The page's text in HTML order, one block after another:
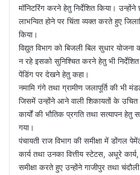
मॉनिटरिंग करने हेतु निर्देशित किया।
लाभन्वित होने पर चिंता व्यक्त करते हुए
किया।
विद्युत विभाग को बिजली बिल सुधार
न रहे इसको सुनिश्चित करने हेतु भी
पेंडिंग पर देखने हेतु कहा।
नमामि गंगे तथा ग्रामीण जलापूर्ति की भी
जिसमें उन्होंने आने वाली शिकायतों के
कार्यों की भौतिक प्रगति तथा सत्यापन
गया।
पंचायती राज विभाग की समीक्षा में डोंगल
कार्य तथा उनका वित्तीय स्टेटस, अधूरे
समीक्षा करते हुए उन्होंने गाजीपुर तथा